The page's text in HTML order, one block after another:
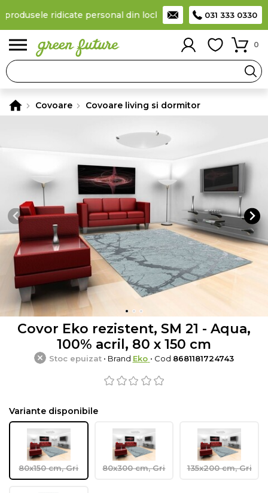
ridicate personal din locker Taxă de livrare 11,99 Lei
031 333 0330
0
Covoare Covoare living si dormitor
Covor Eko rezistent, SM 21 - Aqua,
100% acril, 80 x 150 cm
Stoc epuizat• Brand Eko • Cod 8681181724743
Variante disponibile
80x150 cm, Gri 80x300 cm, Gri 135x200 cm, Gri